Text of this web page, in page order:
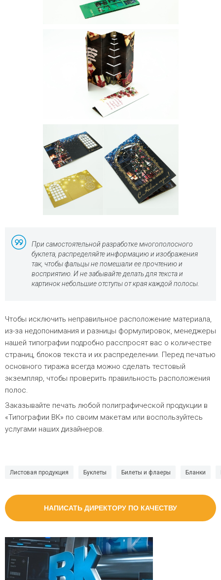
Листовая продукция Буклеты Билеты и флаеры Бланки
НАПИСАТЬ ДИРЕКТОРУ ПО КАЧЕСТВУ
При самостоятельной разработке многополосного
буклета, распределяйте информацию и изображения
так, чтобы фальцы не помешали ее прочтению и
восприятию. И не забывайте делать для текста и
картинок небольшие отступы от края каждой полосы.
Чтобы исключить неправильное расположение материала,
из-за недопонимания и разницы формулировок, менеджеры
нашей типографии подробно расспросят вас о количестве
страниц, блоков текста и их распределении. Перед печатью
основного тиража всегда можно сделать тестовый
экземпляр, чтобы проверить правильность расположения
полос.
Заказывайте печать любой полиграфической продукции в
«Типографии ВК» по своим макетам или воспользуйтесь
услугами наших дизайнеров.